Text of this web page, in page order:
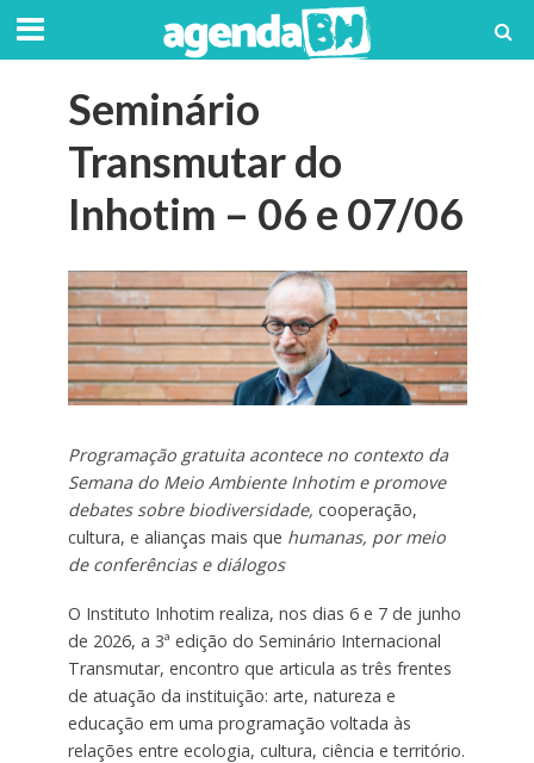
Seminário
Transmutar do
Inhotim – 06 e 07/06
Programação gratuita acontece no contexto da
Semana do Meio Ambiente Inhotim e promove
debates sobre biodiversidade, cooperação,
cultura, e alianças mais que humanas, por meio
de conferências e diálogos
O Instituto Inhotim realiza, nos dias 6 e 7 de junho
de 2026, a 3ª edição do Seminário Internacional
Transmutar, encontro que articula as três frentes
de atuação da instituição: arte, natureza e
educação em uma programação voltada às
relações entre ecologia, cultura, ciência e território.